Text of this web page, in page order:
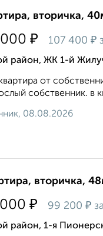
вторичка,
₽ 107 400 ₽
район, ЖК 1-й
от
собственник. в
08.08.2026
вторичка,
₽ 99 200 ₽
район, 1-я